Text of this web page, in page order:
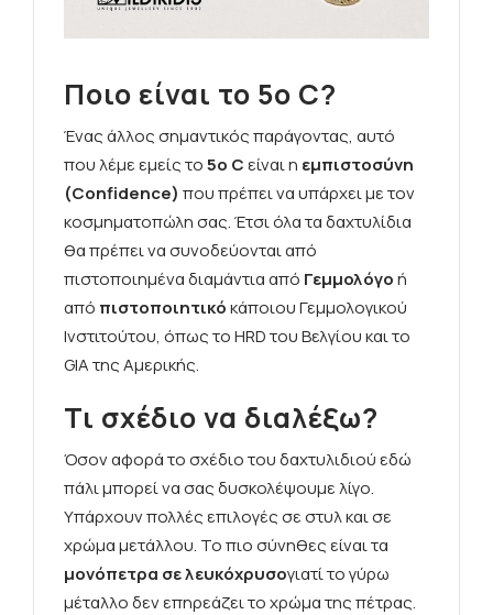
Ποιο είναι το 5ο C?
Ένας άλλος σημαντικός παράγοντας, αυτό
που λέμε εμείς το5ο Cείναι η εμπιστοσύνη
(Confidence) που πρέπει να υπάρχει με τον
κοσμηματοπώλη σας. Έτσι όλα τα δαχτυλίδια
θα πρέπει να συνοδεύονται από
πιστοποιημένα διαμάντια από Γεμμολόγοή
από πιστοποιητικόκάποιου Γεμμολογικού
Ινστιτούτου, όπως το HRD του Βελγίου και το
GIA της Αμερικής.
Τι σχέδιο να διαλέξω?
Όσον αφορά το σχέδιο του δαχτυλιδιού εδώ
πάλι μπορεί να σας δυσκολέψουμε λίγο.
Υπάρχουν πολλές επιλογές σε στυλ και σε
χρώμα μετάλλου. Το πιο σύνηθες είναι τα
μονόπετρα σε λευκόχρυσογιατί το γύρω
μέταλλο δεν επηρεάζει το χρώμα της πέτρας.